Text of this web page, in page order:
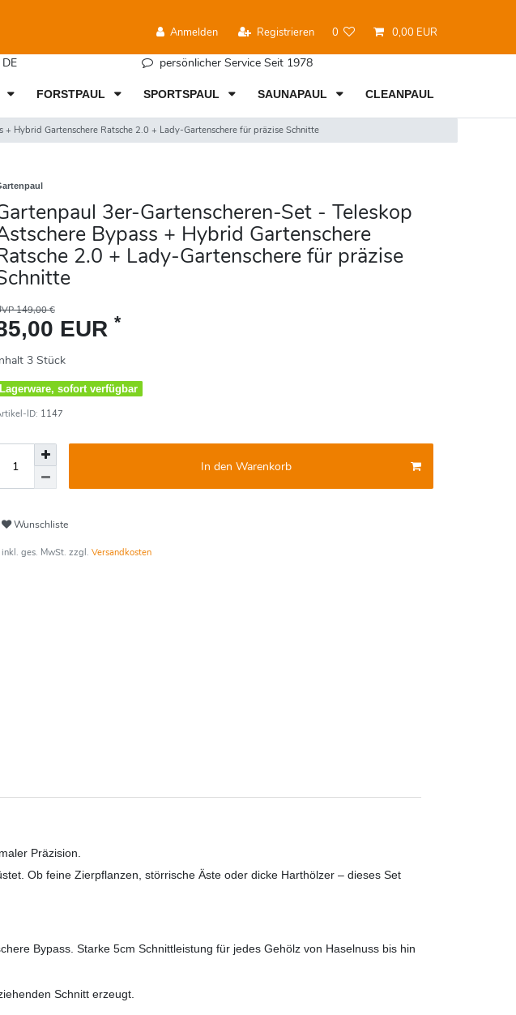
Anmelden Registrieren 0 0,00 EUR
persönlicher Service Seit 1978
FORSTPAUL SPORTSPAUL SAUNAPAUL CLEANPAUL
Hybrid Gartenschere Ratsche 2.0 + Lady-Gartenschere für präzise Schnitte
3er-Gartenscheren-Set - Teleskop
Bypass + Hybrid Gartenschere
2.0 + Lady-Gartenschere für präzise
149,00 €
EUR *
3 Stück
Lagerware, sofort verfügbar
ID: 1147
In den Warenkorb
Wunschliste
ges. MwSt. zzgl. Versandkosten
Präzision.
Ob feine Zierpflanzen, störrische Äste oder dicke Harthölzer – dieses Set
Bypass. Starke 5cm Schnittleistung für jedes Gehölz von Haselnuss bis hin
Schnitt erzeugt.